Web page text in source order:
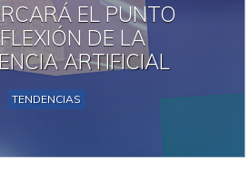
EL PUNTO
DE LA
ARTIFICIAL
TENDENCIAS